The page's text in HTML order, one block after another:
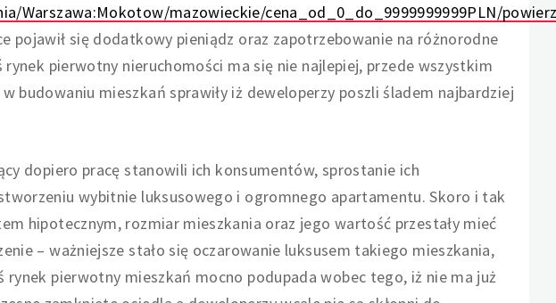
Warszawa:Mokotow/mazowieckie/cena_od_0_do_9999999999PLN/
pojawił się dodatkowy pieniądz oraz zapotrzebowanie na różnorodne
rynek pierwotny nieruchomości ma się nie najlepiej, przede wszystkim
budowaniu mieszkań sprawiły iż deweloperzy poszli śladem najbardziej
dopiero pracę stanowili ich konsumentów, sprostanie ich
wybitnie luksusowego i ogromnego apartamentu. Skoro i tak
hipotecznym, rozmiar mieszkania oraz jego wartość przestały mieć
– ważniejsze stało się oczarowanie luksusem takiego mieszkania,
rynek pierwotny mieszkań mocno podupada wobec tego, iż nie ma już